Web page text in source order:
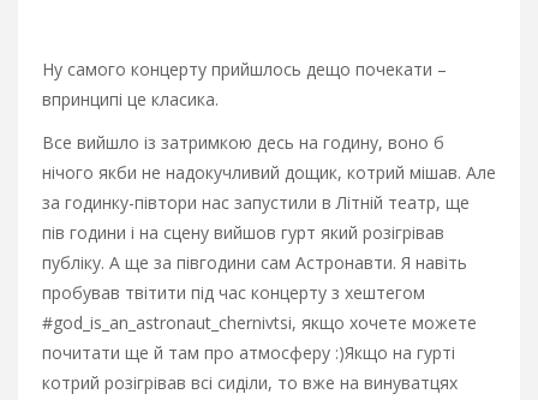
Ну самого концерту прийшлось дещо почекати –
впринципі це класика.
Все вийшло із затримкою десь на годину, воно б
нічого якби не надокучливий дощик, котрий мішав. Але
за годинку-півтори нас запустили в Літній театр, ще
пів години і на сцену вийшов гурт який розігрівав
публіку. А ще за півгодини сам Астронавти. Я навіть
пробував твітити під час концерту з хештегом
#god_is_an_astronaut_chernivtsi, якщо хочете можете
почитати ще й там про атмосферу :)Якщо на гурті
котрий розігрівав всі сиділи, то вже на винуватцях